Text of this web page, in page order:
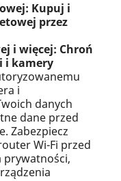
Kupuj i
przez
i więcej: Chroń
i kamery
i
danych
dane przed
Zabezpiecz
Wi-Fi przed